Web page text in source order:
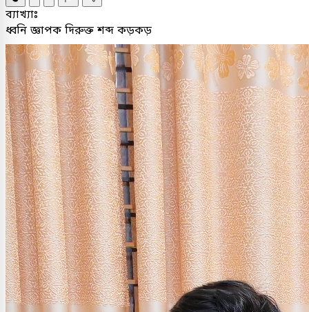
ব্যাখ্যাঃ
ধ্বনি জ্ঞাপক দিরুক্ত শব্দ কড়কড়